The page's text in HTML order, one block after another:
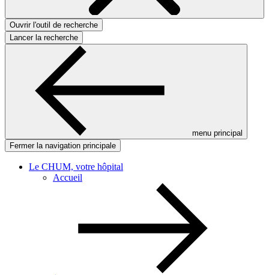
Ouvrir l'outil de recherche
Lancer la recherche
menu principal
Fermer la navigation principale
Le CHUM, votre hôpital
Accueil